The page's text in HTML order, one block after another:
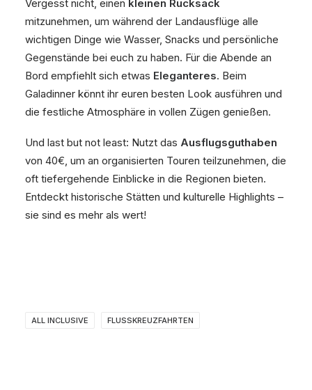
Vergesst nicht, einen kleinen Rucksack
mitzunehmen, um während der Landausflüge alle
wichtigen Dinge wie Wasser, Snacks und persönliche
Gegenstände bei euch zu haben. Für die Abende an
Bord empfiehlt sich etwas Eleganteres. Beim
Galadinner könnt ihr euren besten Look ausführen und
die festliche Atmosphäre in vollen Zügen genießen.
Und last but not least: Nutzt das Ausflugsguthaben
von 40€, um an organisierten Touren teilzunehmen, die
oft tiefergehende Einblicke in die Regionen bieten.
Entdeckt historische Stätten und kulturelle Highlights –
sie sind es mehr als wert!
ALL INCLUSIVE FLUSSKREUZFAHRTEN